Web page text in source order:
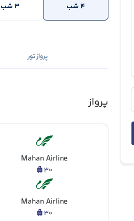
4 شب 3 شب
پرواز تور
پرواز
Mahan Airline
30
Mahan Airline
30